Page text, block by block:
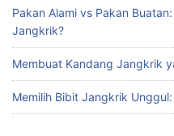
Pakan Alami vs Pakan
Jangkrik?
Membuat Kandang Jangkrik
Memilih Bibit Jangkrik